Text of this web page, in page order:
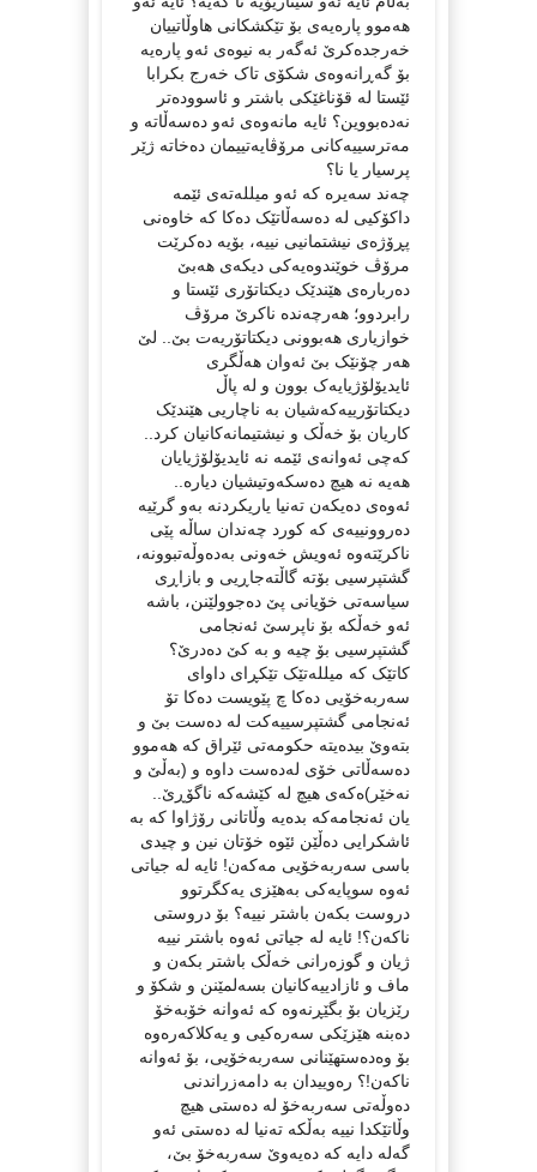
هەموو پارەیەی بۆ تێکشکانی هاوڵاتییان
خەرجدەکرێ ئەگەر بە نیوەی ئەو پارەیە
بۆ گەڕانەوەی شکۆی تاک خەرج بکرابا
ئێستا لە قۆناغێکی باشتر و ئاسوودەتر
نەدەبووین؟ ئایە مانەوەی ئەو دەسەڵاتە و
مەترسییەکانی مرۆڤایەتییمان دەخاتە ژێر
پرسیار یا نا؟
چەند سەیرە کە ئەو میللەتەی ئێمە
داکۆکیی لە دەسەڵاتێک دەکا کە خاوەنی
پڕۆژەی نیشتمانیی نییە، بۆیە دەکرێت
مرۆڤ خوێندوەیەکی دیکەی هەبێ
دەربارەی هێندێک دیکتاتۆری ئێستا و
رابردوو؛ هەرچەندە ناکرێ مرۆڤ
خوازیاری هەبوونی دیکتاتۆریەت بێ.. لێ
هەر چۆنێک بێ ئەوان هەڵگری
ئایدیۆلۆژیایەک بوون و لە پاڵ
دیکتاتۆرییەکەشیان بە ناچاریی هێندێک
کاریان بۆ خەڵک و نیشتیمانەکانیان کرد..
کەچی ئەوانەی ئێمە نە ئایدیۆلۆژیایان
هەیە نە هیچ دەسکەوتیشیان دیارە..
ئەوەی دەیکەن تەنیا یاریکردنە بەو گرێیە
دەروونییەی کە کورد چەندان ساڵە پێی
ناکرێتەوە ئەویش خەونی بەدەوڵەتبوونە،
گشتپرسیی بۆتە گاڵتەجاڕیی و بازاڕی
سیاسەتی خۆیانی پێ دەجوولێنن، باشە
ئەو خەڵکە بۆ ناپرسێ ئەنجامی
گشتپرسیی بۆ چیە و بە کێ دەدرێ؟
کاتێک کە میللەتێک تێکڕای داوای
سەربەخۆیی دەکا چ پێویست دەکا تۆ
ئەنجامی گشتپرسییەکت لە دەست بێ و
بتەوێ بیدەیتە حکومەتی ئێراق کە هەموو
دەسەڵاتی خۆی لەدەست داوە و (بەڵێ و
نەخێر)ەکەی هیچ لە کێشەکە ناگۆڕێ..
یان ئەنجامەکە بدەیە وڵاتانی رۆژاوا کە بە
ئاشکرایی دەڵێن ئێوە خۆتان نین و چیدی
باسی سەربەخۆیی مەکەن! ئایە لە جیاتی
ئەوە سوپایەکی بەهێزی یەکگرتوو
دروست بکەن باشتر نییە؟ بۆ دروستی
ناکەن؟! ئایە لە جیاتی ئەوە باشتر نییە
ژیان و گوزەرانی خەڵک باشتر بکەن و
ماف و ئازادییەکانیان بسەلمێنن و شکۆ و
رێزیان بۆ بگێڕنەوە کە ئەوانە خۆبەخۆ
دەبنە هێزێکی سەرەکیی و یەکلاکەرەوە
بۆ وەدەستهێنانی سەربەخۆیی، بۆ ئەوانە
ناکەن!؟ رەوییدان بە دامەزراندنی
دەوڵەتی سەربەخۆ لە دەستی هیچ
وڵاتێکدا نییە بەڵکە تەنیا لە دەستی ئەو
گەلە دایە کە دەیەوێ سەربەخۆ بێ،